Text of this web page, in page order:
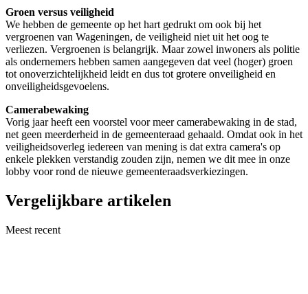
Groen versus veiligheid
We hebben de gemeente op het hart gedrukt om ook bij het
vergroenen van Wageningen, de veiligheid niet uit het oog te
verliezen. Vergroenen is belangrijk. Maar zowel inwoners als politie
als ondernemers hebben samen aangegeven dat veel (hoger) groen
tot onoverzichtelijkheid leidt en dus tot grotere onveiligheid en
onveiligheidsgevoelens.
Camerabewaking
Vorig jaar heeft een voorstel voor meer camerabewaking in de stad,
net geen meerderheid in de gemeenteraad gehaald. Omdat ook in het
veiligheidsoverleg iedereen van mening is dat extra camera's op
enkele plekken verstandig zouden zijn, nemen we dit mee in onze
lobby voor rond de nieuwe gemeenteraadsverkiezingen.
Vergelijkbare artikelen
Meest recent